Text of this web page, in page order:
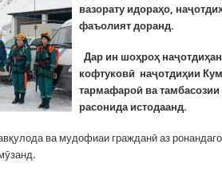
вазорату идораҳо,
фаъолият доранд.
Дар ин шоҳроҳ
кофтуковӣ наҷотдиҳии
тармафароӣ ва
расонида истодаанд.
ва мудофиаи гражданӣ аз